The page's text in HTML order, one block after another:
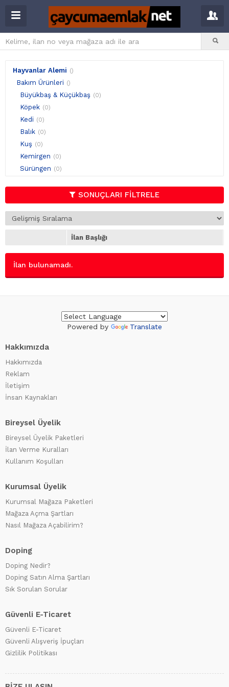
Hayvanlar Alemi ()
Bakım Ürünleri ()
Büyükbaş & Küçükbaş (0)
Köpek (0)
Kedi (0)
Balık (0)
Kuş (0)
Kemirgen (0)
Sürüngen (0)
SONUÇLARI FİLTRELE
İlan Başlığı
İlan bulunamadı.
Powered by Translate
Hakkımızda
Hakkımızda
Reklam
İletişim
İnsan Kaynakları
Bireysel Üyelik
Bireysel Üyelik Paketleri
İlan Verme Kuralları
Kullanım Koşulları
Kurumsal Üyelik
Kurumsal Mağaza Paketleri
Mağaza Açma Şartları
Nasıl Mağaza Açabilirim?
Doping
Doping Nedir?
Doping Satın Alma Şartları
Sık Sorulan Sorular
Güvenli E-Ticaret
Güvenli E-Ticaret
Güvenli Alışveriş İpuçları
Gizlilik Politikası